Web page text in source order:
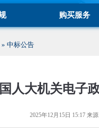
购买服务
» 中标公告
人大机关电子
2025年12月15日 15:17 来